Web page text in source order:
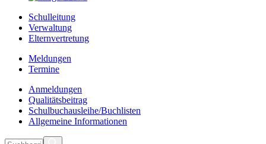
Schulleitung
Verwaltung
Elternvertretung
Meldungen
Termine
Anmeldungen
Qualitätsbeitrag
Schulbuchausleihe/Buchlisten
Allgemeine Informationen